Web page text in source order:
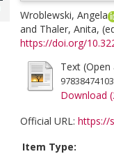
Wroblewski, Angela
and Thaler, Anita,
https://doi.org/
Text (Open
Download
Official URL: https://
Item Type: